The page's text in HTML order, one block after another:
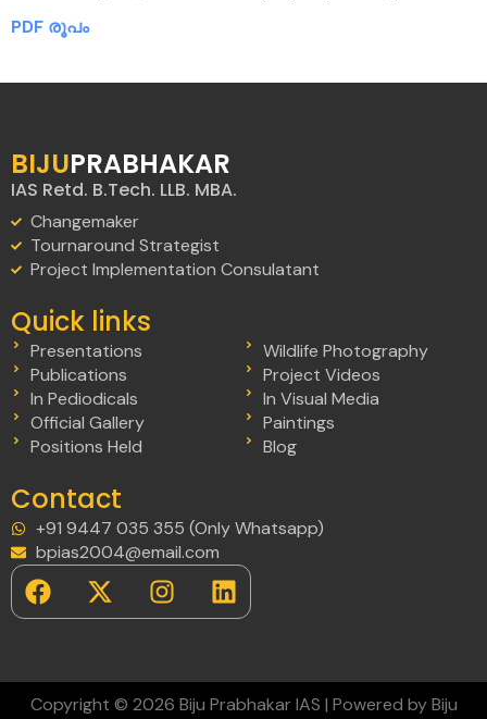
PDF രൂപം
BIJUPRABHAKAR
IAS Retd. B.Tech. LLB. MBA.
Changemaker
Tournaround Strategist
Project Implementation Consulatant
Quick links
Presentations
Publications
In Pediodicals
Official Gallery
Positions Held
Wildlife Photography
Project Videos
In Visual Media
Paintings
Blog
Contact
+91 9447 035 355 (Only Whatsapp)
bpias2004@email.com
Copyright © 2026 Biju Prabhakar IAS | Powered by Biju